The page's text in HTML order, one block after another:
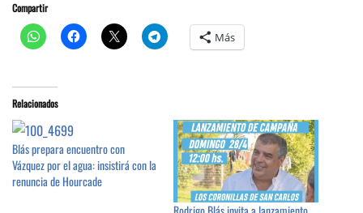
Compartir
Más
Relacionados
Blás prepara encuentro con
Vázquez por el agua: insistirá con la
renuncia de Hourcade